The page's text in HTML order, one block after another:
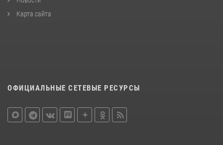
Карта сайта
ОФИЦИАЛЬНЫЕ СЕТЕВЫЕ РЕСУРСЫ